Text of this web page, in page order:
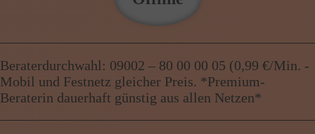
Beraterdurchwahl: 09002 – 80 00 00 05 (0,99 €/Min. -
Mobil und Festnetz gleicher Preis. *Premium-
Beraterin dauerhaft günstig aus allen Netzen*